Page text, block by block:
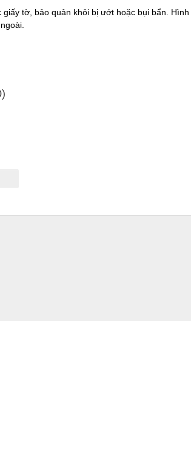
tờ, bảo quản khỏi bị ướt hoặc bụi bẩn.